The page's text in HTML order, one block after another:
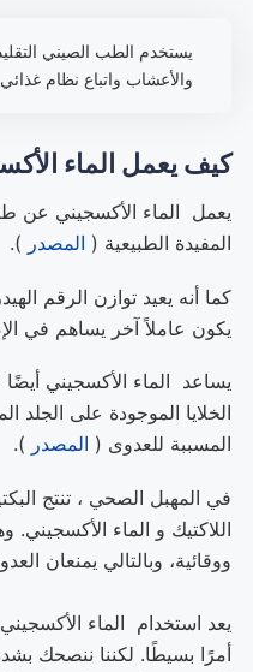
يستخدم الطب الصيني
والأعشاب واتباع نظام
كيف يعمل الماء
يعمل الماء الأكسجيني عن
المفيدة الطبيعية ( المصدر ).
كما أنه يعيد توازن الرقم
يكون عاملاً آخر يساهم في
يساعد الماء الأكسجيني أيضًا
الخلايا الموجودة على الجلد
المسببة للعدوى ( المصدر ).
في المهبل الصحي ، تنتج
اللاكتيك و الماء الأكسجيني.
ووقائية، وبالتالي يمنعان
يعد استخدام الماء
أمرًا بسيطًا. لكننا ننصحك